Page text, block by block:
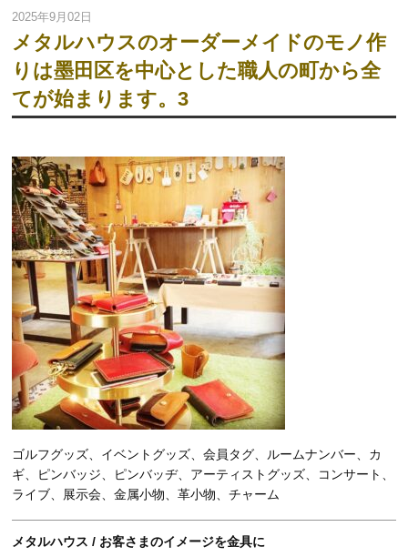
2025年9月02日
メタルハウスのオーダーメイドのモノ作
りは墨田区を中心とした職人の町から全
てが始まります。3
ゴルフグッズ、イベントグッズ、会員タグ、ルームナンバー、カ
ギ、ピンバッジ、ピンバッヂ、アーティストグッズ、コンサート、
ライブ、展示会、金属小物、革小物、チャーム
メタルハウス / お客さまのイメージを金具に